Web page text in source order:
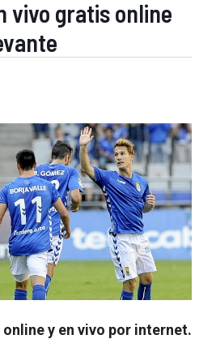
vivo gratis online
y en vivo por internet.